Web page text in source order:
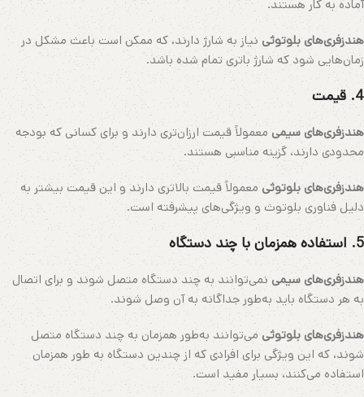
آماده به کار هستند.
هندزفری‌های بلوتوثینیاز به شارژ دارند، که ممکن است باعث مشکل در
زمان‌هایی شود که شارژ باتری تمام شده باشد.
4. قیمت
هندزفری‌های سیمی معمولاً قیمت ارزان‌تری دارند و برای کسانی که بودجه
محدودی دارند، گزینه مناسبی هستند.
هندزفری‌های بلوتوثیمعمولاً قیمت بالاتری دارند و این قیمت بیشتر به
دلیل فناوری بلوتوث و ویژگی‌های پیشرفته است.
5. استفاده همزمان با چند دستگاه
هندزفری‌های سیمینمی‌توانند به چند دستگاه متصل شوند و برای اتصال
به هر دستگاه باید به‌طور جداگانه به آن وصل شوند.
هندزفری‌های بلوتوثیمی‌توانند به‌طور همزمان به چند دستگاه متصل
شوند، که این ویژگی برای افرادی که از چندین دستگاه به طور همزمان
استفاده می‌کنند، بسیار مفید است.